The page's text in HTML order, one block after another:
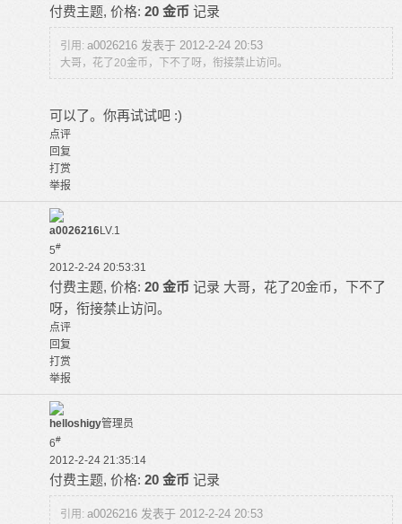
付费主题, 价格: 20 金币 记录
引用: a0026216 发表于 2012-2-24 20:53
大哥，花了20金币，下不了呀，衔接禁止访问。
可以了。你再试试吧 :)
点评
回复
打赏
举报
a0026216LV.1
5#
2012-2-24 20:53:31
付费主题, 价格: 20 金币 记录 大哥，花了20金币，下不了
呀，衔接禁止访问。
点评
回复
打赏
举报
helloshigy管理员
6#
2012-2-24 21:35:14
付费主题, 价格: 20 金币 记录
引用: a0026216 发表于 2012-2-24 20:53